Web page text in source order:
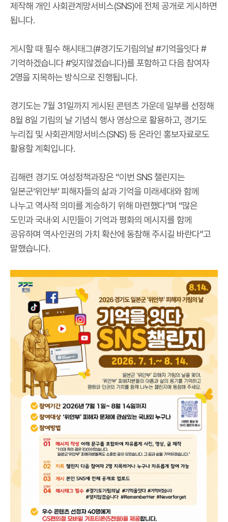
제작해 개인 사회관계망서비스(SNS)에 전체 공개로 게시하면
됩니다.
게시할 때 필수 해시태그(#경기도기림의날 #기억을잇다 #
기억하겠습니다 #잊지않겠습니다)를 포함하고 다음 참여자
2명을 지목하는 방식으로 진행됩니다.
경기도는 7월 31일까지 게시된 콘텐츠 가운데 일부를 선정해
8월 8일 기림의 날 기념식 행사 영상으로 활용하고, 경기도
누리집 및 사회관계망서비스(SNS) 등 온라인 홍보자료로도
활용할 계획입니다.
김해련 경기도 여성정책과장은 “이번 SNS 챌린지는
일본군‘위안부’ 피해자들의 삶과 기억을 미래세대와 함께
나누고 역사적 의미를 계승하기 위해 마련했다”며 “많은
도민과 국내·외 시민들이 기억과 평화의 메시지를 함께
공유하며 역사·인권의 가치 확산에 동참해 주시길 바란다”고
말했습니다.